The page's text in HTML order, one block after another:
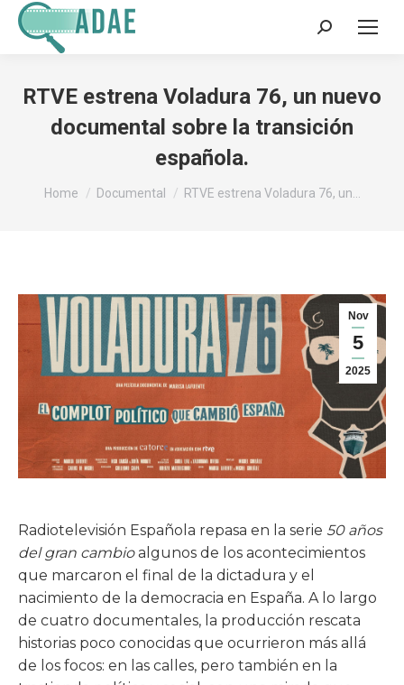
Search:
RTVE estrena Voladura 76, un nuevo
documental sobre la transición
española.
You are here:
Home Documental RTVE estrena Voladura 76, un…
Nov
5
2025
Radiotelevisión Española repasa en la serie 50 años
del gran cambioalgunos de los acontecimientos
que marcaron el final de la dictadura y el
nacimiento de la democracia en España. A lo largo
de cuatro documentales, la producción rescata
historias poco conocidas que ocurrieron más allá
de los focos: en las calles, pero también en la